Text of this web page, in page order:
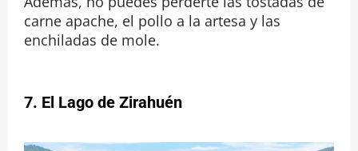
carne apache, el pollo a la artesa y las
enchiladas de mole.
7. El Lago de Zirahuén